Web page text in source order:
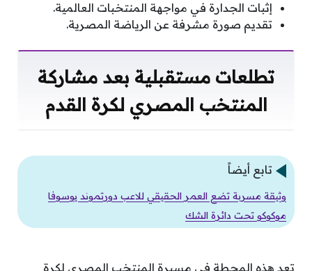
إثبات الجدارة في مواجهة المنتخبات العالمية.
تقديم صورة مشرفة عن الرياضة المصرية.
تطلعات مستقبلية بعد مشاركة
المنتخب المصري لكرة القدم
تابع أيضاً
وثيقة مسربة تضع العمر الحقيقي للاعب دورتموند يوسوفا
موكوكو تحت دائرة الشك
تعد هذه المحطة في مسيرة المنتخب المصري لكرة